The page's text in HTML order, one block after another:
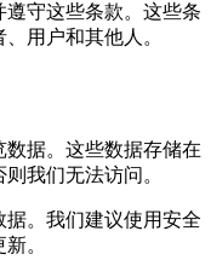
守这些条款。这些条
用户和其他人。
据。这些数据存储在
我们无法访问。
。我们建议使用安全
。